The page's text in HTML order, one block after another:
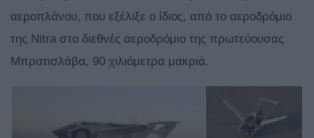
αεροπλάνου, που εξέλιξε ο ίδιος, από το αεροδρόμιο
της Nitra στο διεθνές αεροδρόμιο της πρωτεύουσας
Μπρατισλάβα, 90 χιλιόμετρα μακριά.